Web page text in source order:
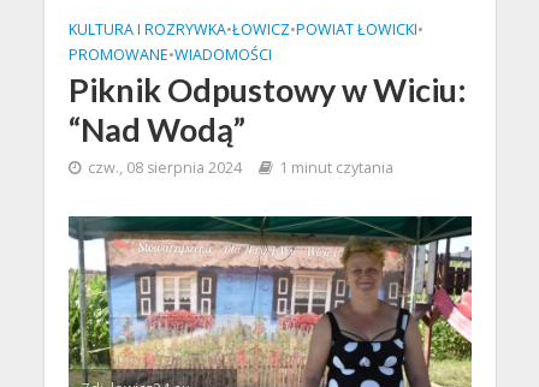
KULTURA I ROZRYWKA•ŁOWICZ•POWIAT ŁOWICKI•
PROMOWANE•WIADOMOŚCI
Piknik Odpustowy w Wiciu:
“Nad Wodą”
czw., 08 sierpnia 2024 1 minut czytania